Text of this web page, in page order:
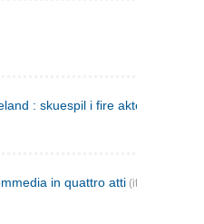
: skuespil i fire akter
in quattro atti (italiensk)